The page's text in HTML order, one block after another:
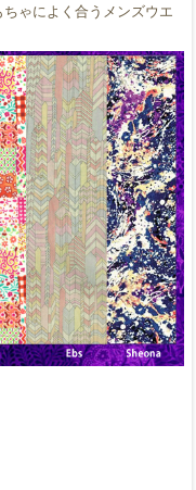
ゃによく合うメンズウエ